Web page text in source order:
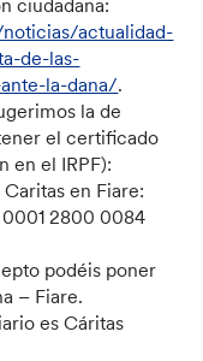
actualidad-
de-las-
la-dana/.
la de
el certificado
en el IRPF):
en Fiare:
0001 2800 0084
podéis poner
– Fiare.
es Cáritas